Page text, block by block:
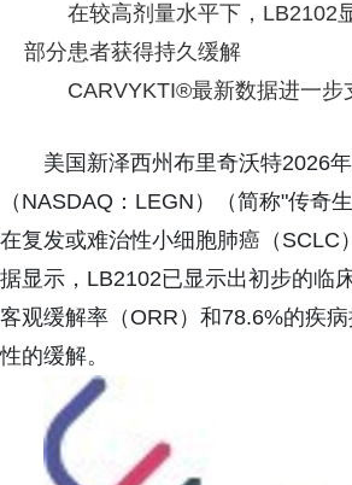
在较高剂量水平下，LB2102
部分患者获得持久缓解
CARVYKTI®最新数据进一
美国新泽西州布里奇沃特2026
（NASDAQ：LEGN）（简称"传奇
在复发或难治性小细胞肺癌（
据显示，LB2102已显示出初步的临
客观缓解率（ORR）和78.6%的疾
性的缓解。